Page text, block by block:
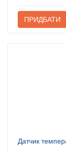
ПРИДБАТИ
Датчик